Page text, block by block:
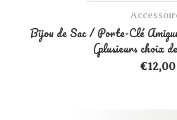
Bijou de Sac / Porte-Clé
(plusieurs choix
€12,00